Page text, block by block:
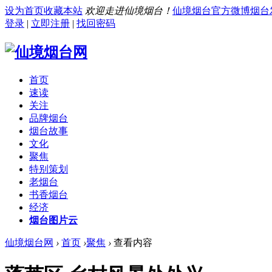
设为首页收藏本站 欢迎走进仙境烟台！ 仙境烟台官方微博烟台
登录 | 立即注册 | 找回密码
首页
速读
关注
品牌烟台
烟台故事
文化
聚焦
特别策划
老烟台
书香烟台
经济
烟台图片云
仙境烟台网 › 首页 ›聚焦 › 查看内容